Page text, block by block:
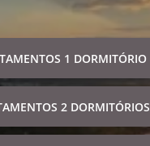
1 DORMITÓRIO
2 DORMITÓRIOS